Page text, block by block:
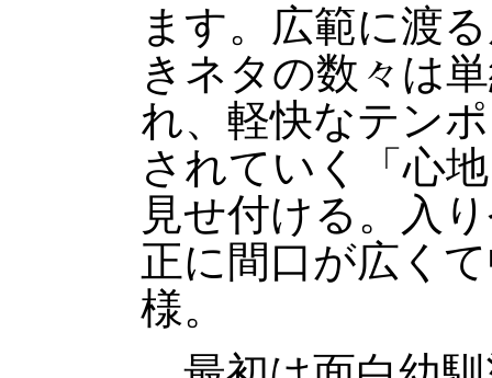
ます。広範に渡
きネタの数々は
れ、軽快なテン
されていく「心
見せ付ける。入
正に間口が広く
様。